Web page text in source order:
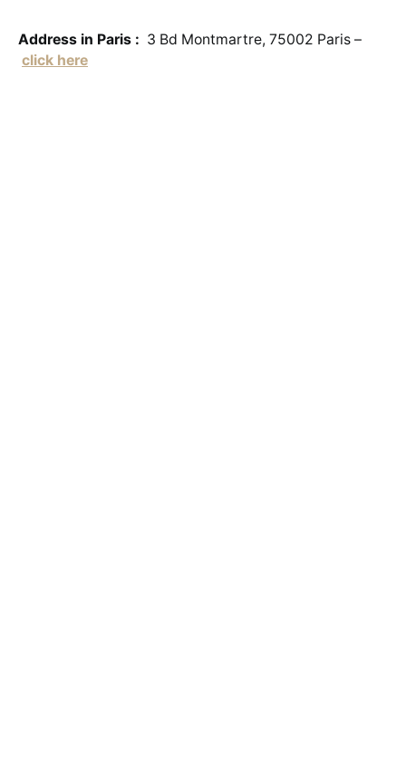
Address in Paris : 3 Bd Montmartre, 75002 Paris –
click here